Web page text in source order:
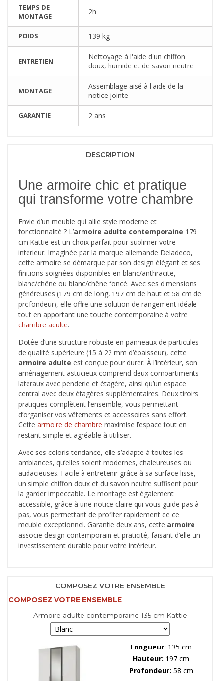
TEMPS DE
MONTAGE
2h
POIDS 139 kg
ENTRETIEN
Nettoyage à l'aide d'un chiffon
doux, humide et de savon neutre
MONTAGE
Assemblage aisé à l'aide de la
notice jointe
GARANTIE 2 ans
DESCRIPTION
Une armoire chic et pratique
qui transforme votre chambre
Envie d’un meuble qui allie style moderne et
fonctionnalité ? L’armoire adulte contemporaine 179
cm Kattie est un choix parfait pour sublimer votre
intérieur. Imaginée par la marque allemande Deladeco,
cette armoire se démarque par son design élégant et ses
finitions soignées disponibles en blanc/anthracite,
blanc/chêne ou blanc/chêne foncé. Avec ses dimensions
généreuses (179 cm de long, 197 cm de haut et 58 cm de
profondeur), elle offre une solution de rangement idéale
tout en apportant une touche contemporaine à votre
chambre adulte.
Dotée d’une structure robuste en panneaux de particules
de qualité supérieure (15 à 22 mm d’épaisseur), cette
armoire adulte est conçue pour durer. À l’intérieur, son
aménagement astucieux comprend deux compartiments
latéraux avec penderie et étagère, ainsi qu’un espace
central avec deux étagères supplémentaires. Deux tiroirs
pratiques complètent l’ensemble, vous permettant
d’organiser vos vêtements et accessoires sans effort.
Cette armoire de chambre maximise l’espace tout en
restant simple et agréable à utiliser.
Avec ses coloris tendance, elle s’adapte à toutes les
ambiances, qu’elles soient modernes, chaleureuses ou
audacieuses. Facile à entretenir grâce à sa surface lisse,
un simple chiffon doux et du savon neutre suffisent pour
la garder impeccable. Le montage est également
accessible, grâce à une notice claire qui vous guide pas à
pas, vous permettant de profiter rapidement de ce
meuble exceptionnel. Garantie deux ans, cette armoire
associe design contemporain et praticité, faisant d’elle un
investissement durable pour votre intérieur.
COMPOSEZ VOTRE ENSEMBLE
COMPOSEZ VOTRE ENSEMBLE
Armoire adulte contemporaine 135 cm Kattie
Longueur: 135 cm
Hauteur: 197 cm
Profondeur: 58 cm